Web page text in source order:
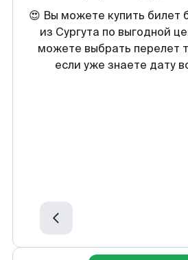
😍 Вы можете купить билет
из Сургута по выгодной
можете выбрать перелет
если уже знаете дату